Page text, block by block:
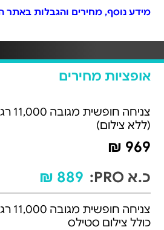
מידע נוסף, מחירים והגבלות באתר
אופציות מחירים
(ללא צילום)
969 ₪
כ.א PRO:
889 ₪
כולל צילום סטילס